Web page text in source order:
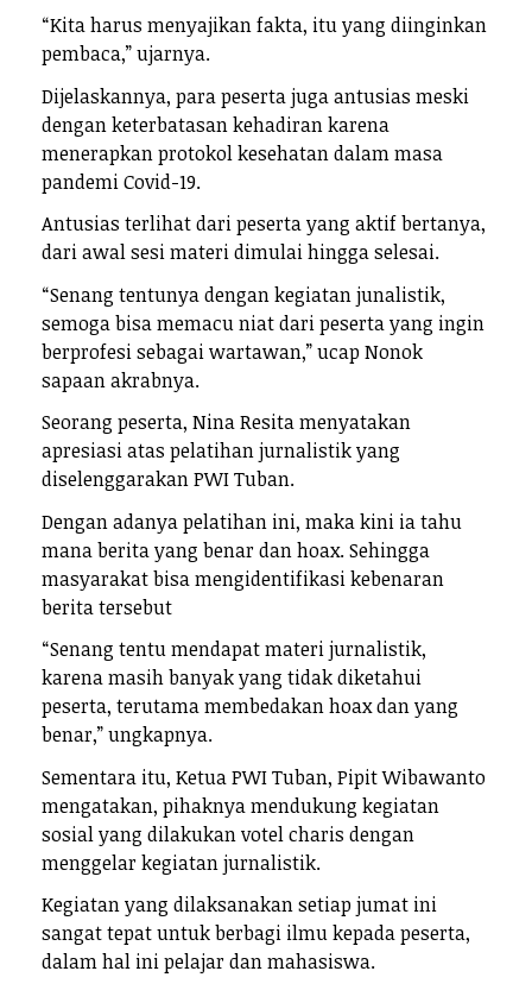
“Kita harus menyajikan fakta, itu yang diinginkan
pembaca,” ujarnya.
Dijelaskannya, para peserta juga antusias meski
dengan keterbatasan kehadiran karena
menerapkan protokol kesehatan dalam masa
pandemi Covid-19.
Antusias terlihat dari peserta yang aktif bertanya,
dari awal sesi materi dimulai hingga selesai.
“Senang tentunya dengan kegiatan junalistik,
semoga bisa memacu niat dari peserta yang ingin
berprofesi sebagai wartawan,” ucap Nonok
sapaan akrabnya.
Seorang peserta, Nina Resita menyatakan
apresiasi atas pelatihan jurnalistik yang
diselenggarakan PWI Tuban.
Dengan adanya pelatihan ini, maka kini ia tahu
mana berita yang benar dan hoax. Sehingga
masyarakat bisa mengidentifikasi kebenaran
berita tersebut
“Senang tentu mendapat materi jurnalistik,
karena masih banyak yang tidak diketahui
peserta, terutama membedakan hoax dan yang
benar,” ungkapnya.
Sementara itu, Ketua PWI Tuban, Pipit Wibawanto
mengatakan, pihaknya mendukung kegiatan
sosial yang dilakukan votel charis dengan
menggelar kegiatan jurnalistik.
Kegiatan yang dilaksanakan setiap jumat ini
sangat tepat untuk berbagi ilmu kepada peserta,
dalam hal ini pelajar dan mahasiswa.